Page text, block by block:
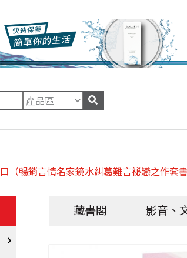
（暢銷言情名家鏡水糾葛難言祕戀之作套
藏書閣 影音、